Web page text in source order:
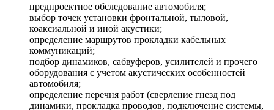
предпроектное обследование автомобиля;
выбор точек установки фронтальной, тыловой,
коаксиальной и иной акустики;
определение маршрутов прокладки кабельных
коммуникаций;
подбор динамиков, сабвуферов, усилителей и прочего
оборудования с учетом акустических особенностей
автомобиля;
определение перечня работ (сверление гнезд под
динамики, прокладка проводов, подключение системы,